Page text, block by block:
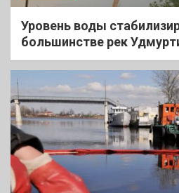
Уровень воды
большинстве рек